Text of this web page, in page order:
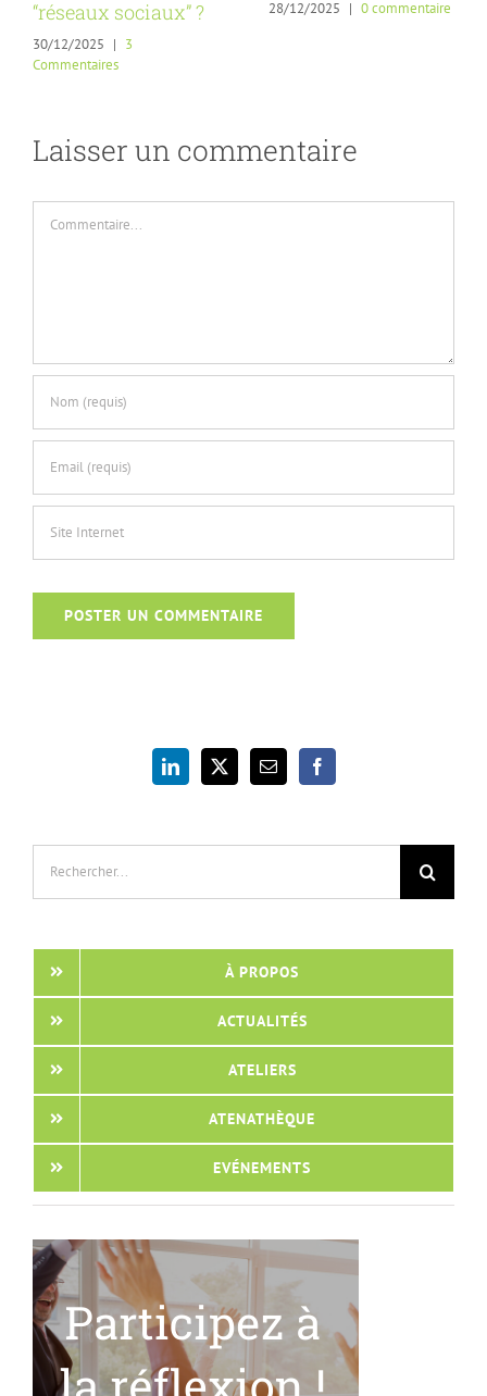
“réseaux sociaux” ?
30/12/2025 | 3
Commentaires
28/12/2025 | 0 commentaire
Laisser un commentaire
À PROPOS
ACTUALITÉS
ATELIERS
ATENATHÈQUE
EVÉNEMENTS